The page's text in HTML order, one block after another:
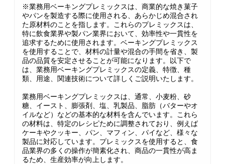
※業務用ベーキングプレミックスは、商業的な焼き菓子
やパンを製造する際に使用される、あらかじめ混合され
た原材料のことを指します。これらのプレミックスは、
特に飲食業界や製パン業界において、効率性や一貫性を
追求するために使用されます。ベーキングプレミックス
を使用することで、材料の計量や混合の手間を省き、製
品の品質を安定させることが可能になります。以下で
は、業務用ベーキングプレミックスの定義、特徴、種
類、用途、関連技術について詳しくご説明いたします。
業務用ベーキングプレミックスは、通常、小麦粉、砂
糖、イースト、膨張剤、塩、乳製品、脂肪（バターやオ
イルなど）などの基本的な材料を含んでいます。これら
の材料は、特定のレシピために調整されており、例えば
ケーキやクッキー、パン、マフィン、パイなど、様々な
製品に対応しています。プレミックスを使用すると、食
品業界の多くの操作が簡素化され、商品の一貫性が高ま
るため、生産効率が向上します。